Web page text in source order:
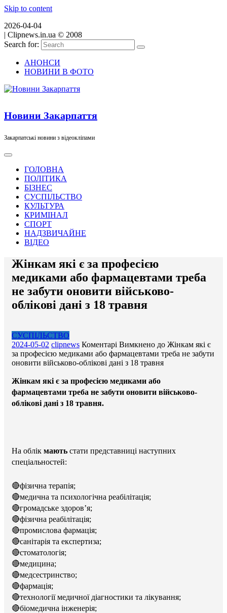
Skip to content
2026-04-04
| Clipnews.in.ua © 2008
Search for:
АНОНСИ
НОВИНИ В ФОТО
Новини Закарпаття
Закарпатські новини з відеокліпами
ГОЛОВНА
ПОЛІТИКА
БІЗНЕС
СУСПІЛЬСТВО
КУЛЬТУРА
КРИМІНАЛ
СПОРТ
НАДЗВИЧАЙНЕ
ВІДЕО
Жінкам які є за професією
медиками або фармацевтами треба
не забути оновити військово-
облікові дані з 18 травня
СУСПІЛЬСТВО
2024-05-02 clipnews Коментарі Вимкнено до Жінкам які є
за професією медиками або фармацевтами треба не забути
оновити військово-облікові дані з 18 травня
Жінкам які є за професією медиками або
фармацевтами треба не забути оновити військово-
облікові дані з 18 травня.
На облік мають стати представниці наступних
спеціальностей:
🔴фізична терапія;
🔴медична та психологічна реабілітація;
🔴громадське здоров’я;
🔴фізична реабілітація;
🔴промислова фармація;
🔴санітарія та експертиза;
🔴стоматологія;
🔴медицина;
🔴медсестринство;
🔴фармація;
🔴технології медичної діагностики та лікування;
🔴біомедична інженерія;